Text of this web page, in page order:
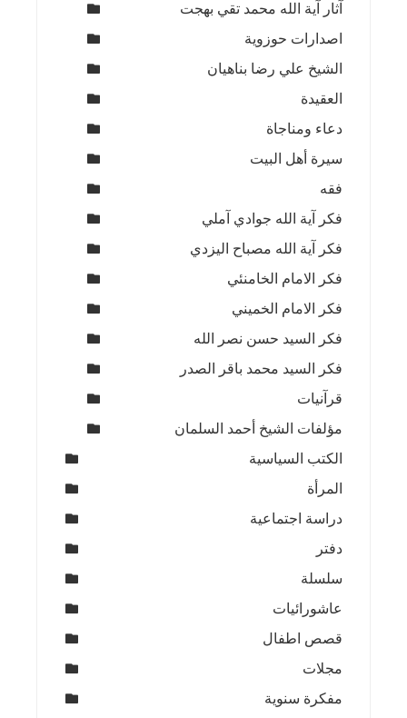
آثار آية الله محمد تقي بهجت
اصدارات حوزوية
الشيخ علي رضا بناهيان
العقيدة
دعاء ومناجاة
سيرة أهل البيت
فقه
فكر آية الله جوادي آملي
فكر آية الله مصباح اليزدي
فكر الامام الخامنئي
فكر الامام الخميني
فكر السيد حسن نصر الله
فكر السيد محمد باقر الصدر
قرآنيات
مؤلفات الشيخ أحمد السلمان
الكتب السياسية
المرأة
دراسة اجتماعية
دفتر
سلسلة
عاشورائيات
قصص اطفال
مجلات
مفكرة سنوية